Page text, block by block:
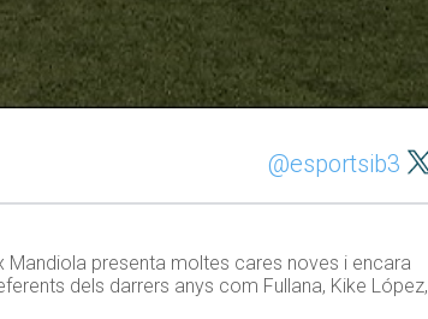
@esportsib3
Mandiola presenta moltes cares noves i encara
dels darrers anys com Fullana, Kike López,